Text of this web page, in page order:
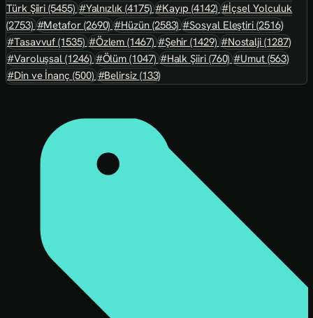
Türk Şiiri(5455) #Yalnızlık (4175) #Kayıp (4142) #İçsel Yolculuk
(2753) #Metafor (2690) #Hüzün (2583) #Sosyal Eleştiri(2516)
#Tasavvuf(1535) #Özlem(1467) #Şehir(1429) #Nostalji (1287)
#Varoluşsal(1246) #Ölüm(1047) #Halk Şiiri (760) #Umut (563)
#Din ve İnanç (500) #Belirsiz (133)